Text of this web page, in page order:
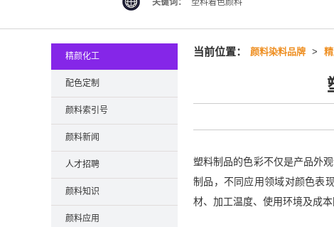
关键词： 塑料着色颜料
当前位置： 颜料染料品牌 >
塑料制品的色彩不仅是产品外
制品，不同应用领域对颜色表
材、加工温度、使用环境及成本
精颜化工
配色定制
颜料索引号
颜料新闻
人才招聘
颜料知识
颜料应用